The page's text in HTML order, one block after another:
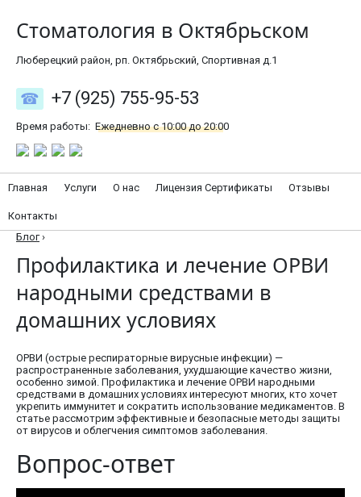
Стоматология в Октябрьском
Люберецкий район, рп. Октябрьский, Спортивная д.1
+7 (925) 755-95-53
Время работы: Ежедневно с 10:00 до 20:00
Главная Услуги О нас Лицензия Сертификаты Отзывы
Контакты
Блог ›
Профилактика и лечение ОРВИ
народными средствами в
домашних условиях
ОРВИ (острые респираторные вирусные инфекции) —
распространенные заболевания, ухудшающие качество жизни,
особенно зимой. Профилактика и лечение ОРВИ народными
средствами в домашних условиях интересуют многих, кто хочет
укрепить иммунитет и сократить использование медикаментов. В
статье рассмотрим эффективные и безопасные методы защиты
от вирусов и облегчения симптомов заболевания.
Вопрос-ответ